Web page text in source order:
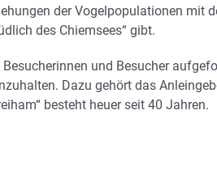
der Vogelpopulationen mit
des Chiemsees“ gibt.
und Besucher
Dazu gehört das
besteht heuer seit 40 Jahren.